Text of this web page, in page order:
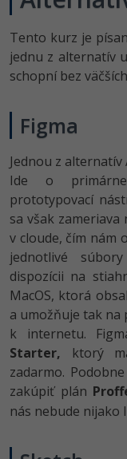
Tento kurz je
jednu z alternatív
schopní bez
Figma
Jednou z
Ide o
prototypovací
sa však
v cloude, čím nám
jednotlivé
dispozícii na
MacOS, ktorá
a umožňuje tak
k internetu.
Starter, ktorý
zadarmo.
zakúpiť plán
nás nebude nijako